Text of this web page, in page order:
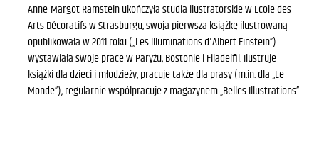
Anne-Margot Ramstein ukończyła studia ilustratorskie w Ecole des
Arts Décoratifs w Strasburgu, swoja pierwsza książkę ilustrowaną
opublikowała w 2011 roku („Les Illuminations d'Albert Einstein”).
Wystawiała swoje prace w Paryżu, Bostonie i Filadelfii. Ilustruje
książki dla dzieci i młodzieży, pracuje także dla prasy (m.in. dla „Le
Monde”), regularnie współpracuje z magazynem „Belles Illustrations”.